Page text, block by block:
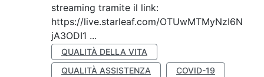
streaming tramite il link:
https://live.starleaf.com/OTUwMTMyNzI6N
jA3ODI1 ...
QUALITÀ DELLA VITA
QUALITÀ ASSISTENZA
COVID-19